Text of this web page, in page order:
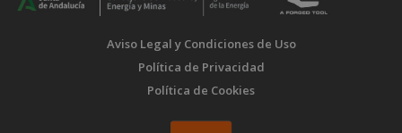
Aviso Legal y Condiciones de Uso
Política de Privacidad
Política de Cookies